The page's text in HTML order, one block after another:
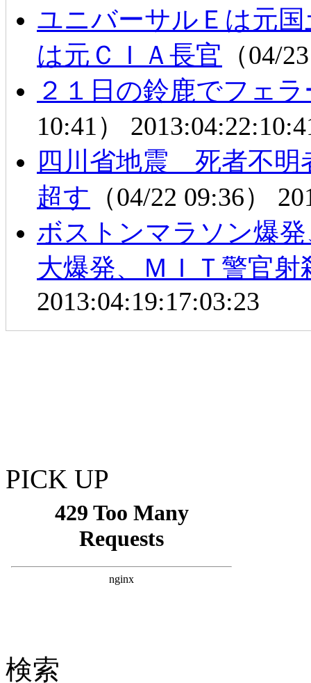
ユニバーサルＥは元
は元ＣＩＡ長官 （04/
２１日の鈴鹿でフェ
10:41）
四川省地震 死者不
超す （04/22 09:36）
ボストンマラソン爆
大爆発、ＭＩＴ警官射
2013:04:19:17:03:23
PICK UP
検索